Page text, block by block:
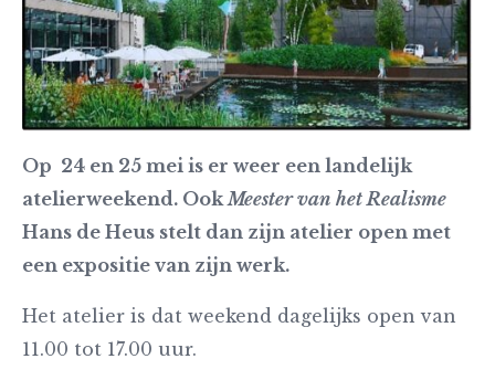
Op 24 en 25 mei is er weer een landelijk
atelierweekend. Ook Meester van het Realisme
Hans de Heus stelt dan zijn atelier open met
een expositie van zijn werk.
Het atelier is dat weekend dagelijks open van
11.00 tot 17.00 uur.